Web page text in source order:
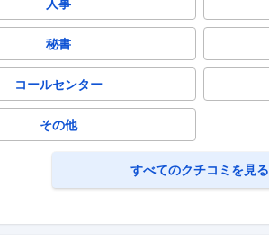
人事
秘書
コールセンター
その他
すべてのクチコミを見る